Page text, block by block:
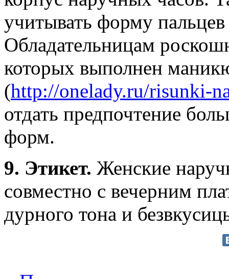
учитывать форму
Обладательницам
которых выполнен
(http://onelady.ru/risunki-
отдать предпочтение
форм.
9. Этикет. Женские
совместно с вечерним
дурного тона и